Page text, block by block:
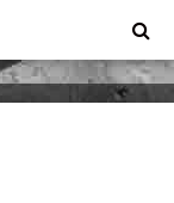
nuevo